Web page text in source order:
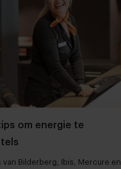
om energie te
Bilderberg, Ibis, Mercure en